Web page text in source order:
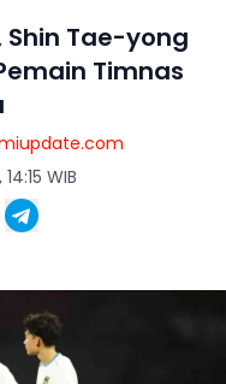
Shin Tae-yong
Timnas
WIB